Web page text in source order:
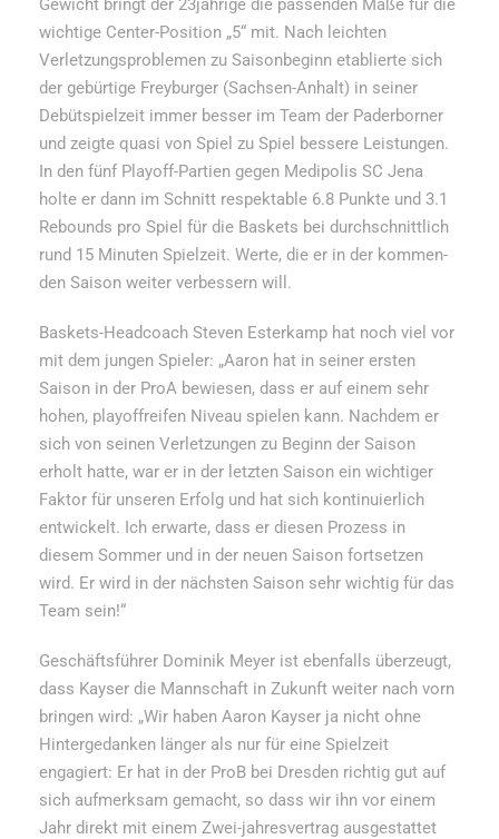
Gewicht bringt der 23jährige die passenden Maße für die
wichtige Center-Position „5“ mit. Nach leichten
Verletzungsproblemen zu Saisonbeginn etablierte sich
der gebürtige Freyburger (Sachsen-Anhalt) in seiner
Debütspielzeit immer besser im Team der Paderborner
und zeigte quasi von Spiel zu Spiel bessere Leistungen.
In den fünf Playoff-Partien gegen Medipolis SC Jena
holte er dann im Schnitt respektable 6.8 Punkte und 3.1
Rebounds pro Spiel für die Baskets bei durchschnittlich
rund 15 Minuten Spielzeit. Werte, die er in der kommen-
den Saison weiter verbessern will.
Baskets-Headcoach Steven Esterkamp hat noch viel vor
mit dem jungen Spieler: „Aaron hat in seiner ersten
Saison in der ProA bewiesen, dass er auf einem sehr
hohen, playoffreifen Niveau spielen kann. Nachdem er
sich von seinen Verletzungen zu Beginn der Saison
erholt hatte, war er in der letzten Saison ein wichtiger
Faktor für unseren Erfolg und hat sich kontinuierlich
entwickelt. Ich erwarte, dass er diesen Prozess in
diesem Sommer und in der neuen Saison fortsetzen
wird. Er wird in der nächsten Saison sehr wichtig für das
Team sein!“
Geschäftsführer Dominik Meyer ist ebenfalls überzeugt,
dass Kayser die Mannschaft in Zukunft weiter nach vorn
bringen wird: „Wir haben Aaron Kayser ja nicht ohne
Hintergedanken länger als nur für eine Spielzeit
engagiert: Er hat in der ProB bei Dresden richtig gut auf
sich aufmerksam gemacht, so dass wir ihn vor einem
Jahr direkt mit einem Zwei-jahresvertrag ausgestattet